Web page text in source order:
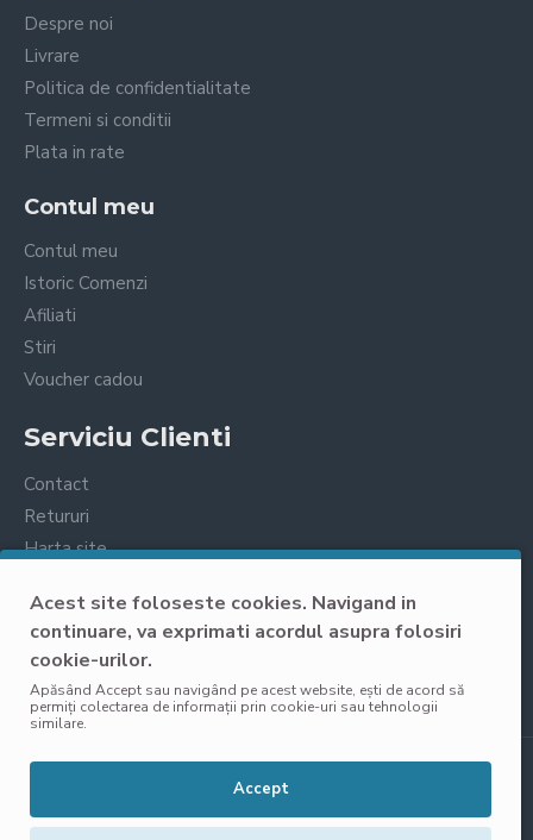
Acest site foloseste cookies. Navigand in
continuare, va exprimati acordul asupra folosiri
cookie-urilor.
Apăsând Accept sau navigând pe acest website, ești de acord să
permiți colectarea de informații prin cookie-uri sau tehnologii
similare.
Accept
Despre noi
Livrare
Politica de confidentialitate
Termeni si conditii
Plata in rate
Contul meu
Contul meu
Istoric Comenzi
Afiliati
Stiri
Voucher cadou
Serviciu Clienti
Contact
Retururi
Harta site